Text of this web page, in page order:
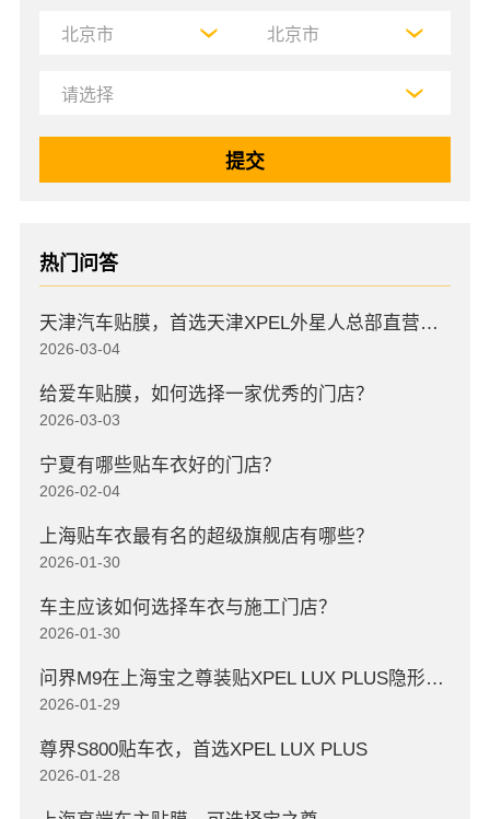
热门问答
天津汽车贴膜，首选天津XPEL外星人总部直营店，高口碑店
2026-03-04
给爱车贴膜，如何选择一家优秀的门店？
2026-03-03
宁夏有哪些贴车衣好的门店？
2026-02-04
上海贴车衣最有名的超级旗舰店有哪些？
2026-01-30
车主应该如何选择车衣与施工门店？
2026-01-30
问界M9在上海宝之尊装贴XPEL LUX PLUS隐形车衣
2026-01-29
尊界S800贴车衣，首选XPEL LUX PLUS
2026-01-28